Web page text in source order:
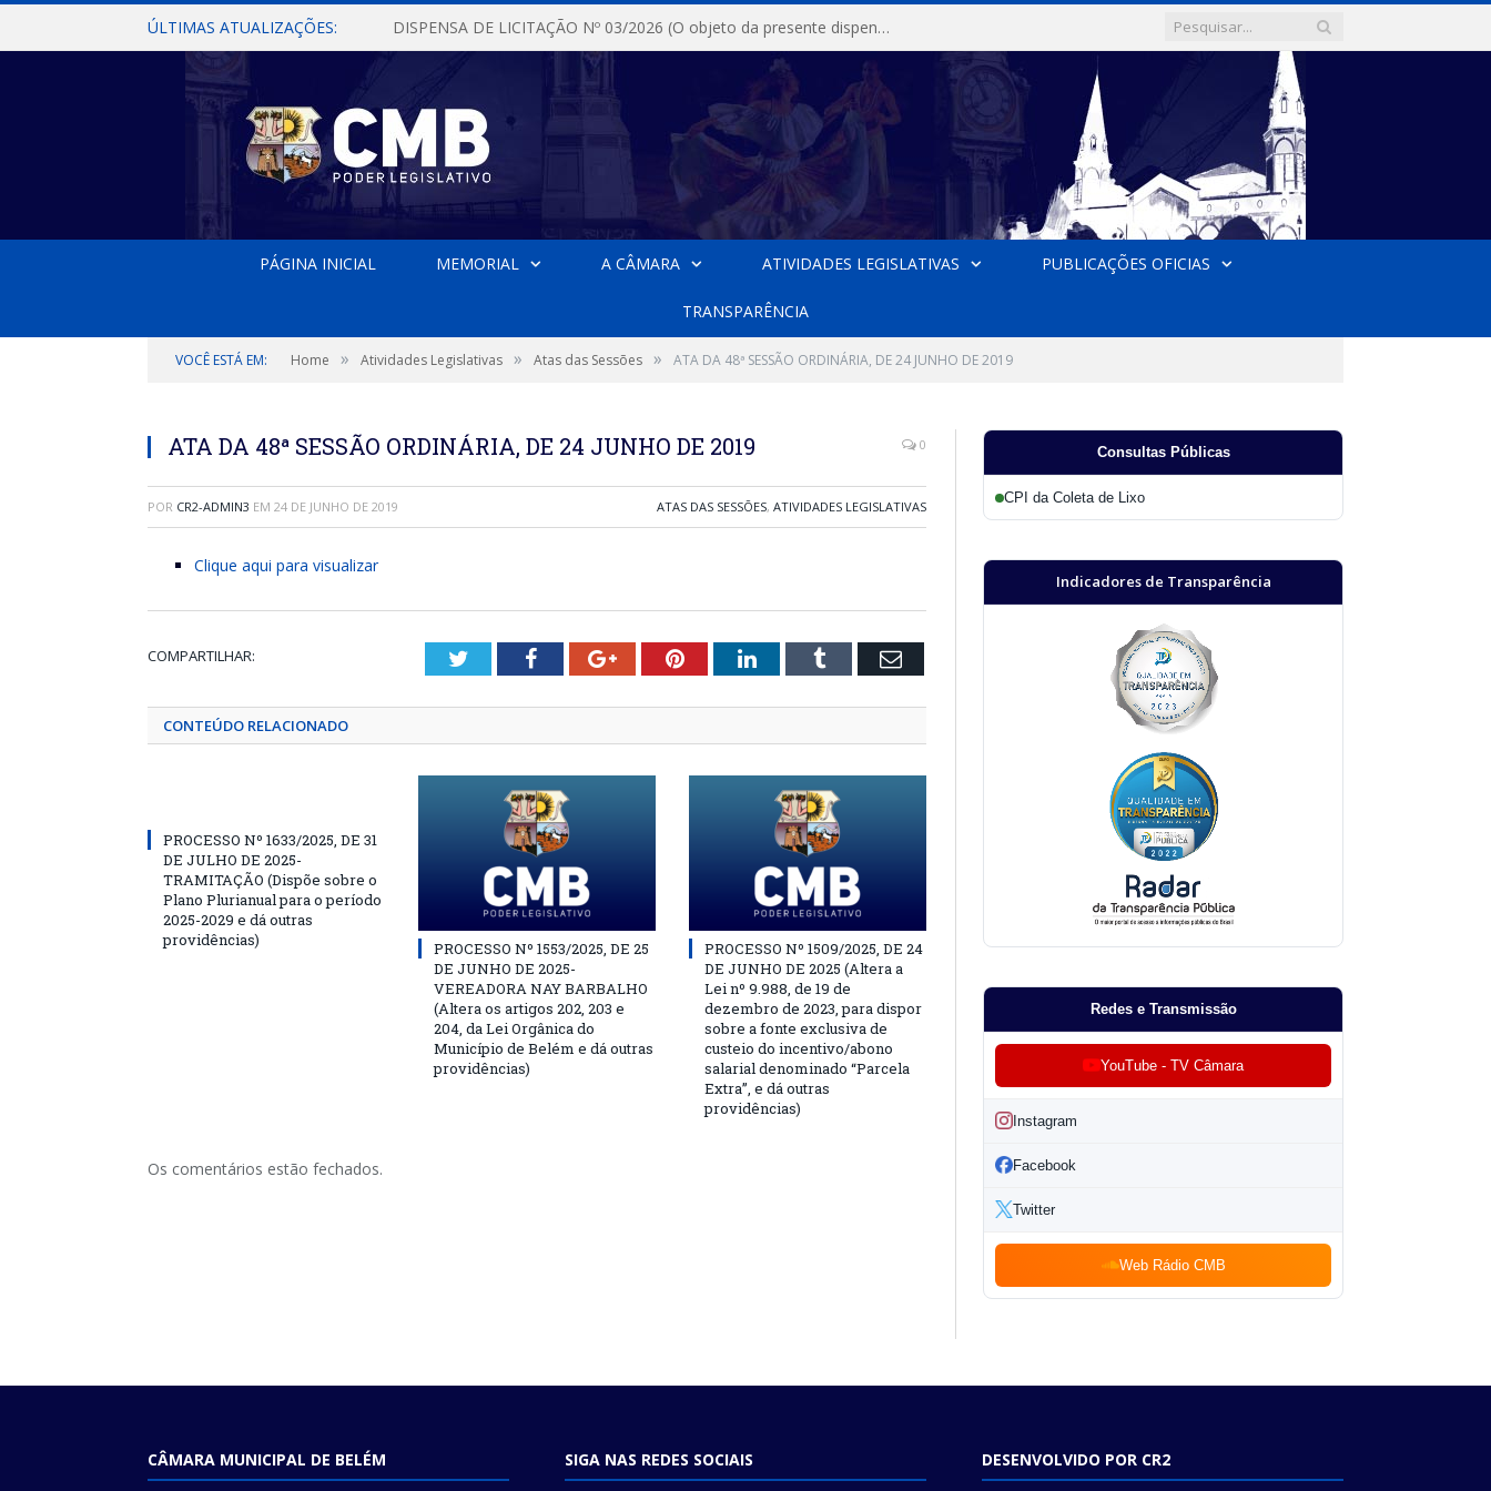
ÚLTIMAS ATUALIZAÇÕES: DISPENSA DE LICITAÇÃO Nº 03/2026 (O objeto da presente dispensa é a escolha da proposta mais vantajosa para a aquisição, de aparelhos de ar condicionado, tipo Split, com material de instalação e fogão industrial, conforme condições, quantidades e exigências estabelecidas no termo de referencia e neste aviso de contratação direta e seus anexos)
PÁGINA INICIAL MEMORIAL A CÂMARA ATIVIDADES LEGISLATIVAS PUBLICAÇÕES OFICIAS
TRANSPARÊNCIA
VOCÊ ESTÁ EM: Home » Atividades Legislativas » Atas das Sessões » ATA DA 48ª SESSÃO ORDINÁRIA, DE 24 JUNHO DE 2019
ATA DA 48ª SESSÃO ORDINÁRIA, DE 24 JUNHO DE 2019 0
POR CR2-ADMIN3 EM 24 DE JUNHO DE 2019 ATAS DAS SESSÕES, ATIVIDADES LEGISLATIVAS
Clique aqui para visualizar
COMPARTILHAR: TwitterFacebookGoogle+PinterestLinkedInTumblr Email
CONTEÚDO RELACIONADO
PROCESSO Nº 1633/2025, DE 31
DE JULHO DE 2025-
TRAMITAÇÃO (Dispõe sobre o
Plano Plurianual para o período
2025-2029 e dá outras
providências)
PROCESSO Nº 1553/2025, DE 25
DE JUNHO DE 2025-
VEREADORA NAY BARBALHO
(Altera os artigos 202, 203 e
204, da Lei Orgânica do
Município de Belém e dá outras
providências)
PROCESSO Nº 1509/2025, DE 24
DE JUNHO DE 2025 (Altera a
Lei nº 9.988, de 19 de
dezembro de 2023, para dispor
sobre a fonte exclusiva de
custeio do incentivo/abono
salarial denominado “Parcela
Extra”, e dá outras
providências)
Os comentários estão fechados.
Consultas Públicas
CPI da Coleta de Lixo
Indicadores de Transparência
Redes e Transmissão
YouTube - TV Câmara
Instagram
Facebook
Twitter
Web Rádio CMB
CÂMARA MUNICIPAL DE BELÉM SIGA NAS REDES SOCIAIS DESENVOLVIDO POR CR2